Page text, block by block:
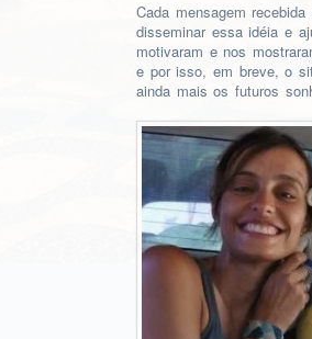
Cada mensagem
disseminar essa idéia e
motivaram e nos
e por isso, em breve, o
ainda mais os futuros